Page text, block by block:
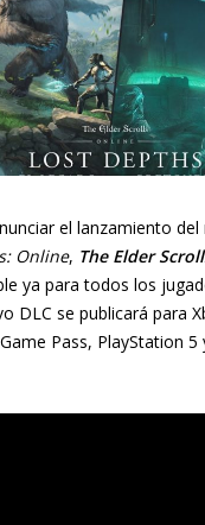
el lanzamiento del
Online, The Elder
ya para todos los
DLC se publicará para
Pass, PlayStation